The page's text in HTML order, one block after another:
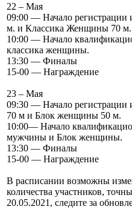
22 – Мая
09:00 — Начало
м. и Классика Женщины 70 м.
10:00 — Начало
классика женщины.
13:30 — Финалы
15-00 — Награждение
23 – Мая
09:30 — Начало
70 м и Блок женщины 50 м.
10:00— Начало
мужчины и Блок женщины.
13:30 — Финалы
15-00 — Награждение
В расписании возможны
количества участников,
20.05.2021, следите за